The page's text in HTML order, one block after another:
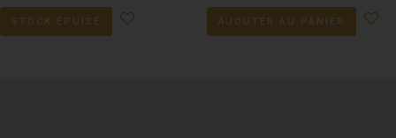
STOCK ÉPUISÉ AJOUTER AU PANIER